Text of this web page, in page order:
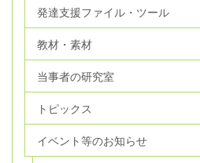
発達支援ファイル・ツール
教材・素材
当事者の研究室
トピックス
イベント等のお知らせ